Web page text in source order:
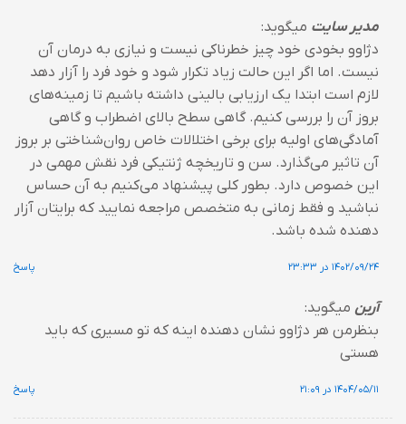
مدیر سایت میگوید:
دژاوو بخودی خود چیز خطرناکی نیست و نیازی به درمان آن
نیست. اما اگر این حالت زیاد تکرار شود و خود فرد را آزار دهد
لازم است ابتدا یک ارزیابی بالینی داشته باشیم تا زمینه‌‌های
بروز آن را بررسی کنیم. گاهی سطح بالای اضطراب و گاهی
آمادگی‌های اولیه برای برخی اختلالات خاص روان‌شناختی بر بروز
آن تاثیر می‌گذارد. سن و تاریخچه ژنتیکی فرد نقش مهمی در
این خصوص دارد. بطور کلی پیشنهاد می‌کنیم به آن حساس
نباشید و فقط زمانی به متخصص مراجعه نمایید که برایتان آزار
دهنده شده باشد.
۱۴۰۲/۰۹/۲۴ در ۲۳:۳۳ پاسخ
آرین میگوید:
بنظر‌من هر دژاوو‌ نشان دهنده اینه که تو مسیری که باید
هستی
۱۴۰۴/۰۵/۱۱ در ۲۱:۰۹ پاسخ